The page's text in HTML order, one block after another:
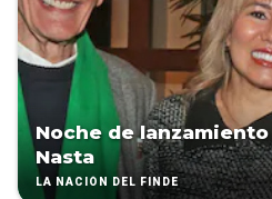
Noche de
Nasta
LA NACIÓN DEL FINDE